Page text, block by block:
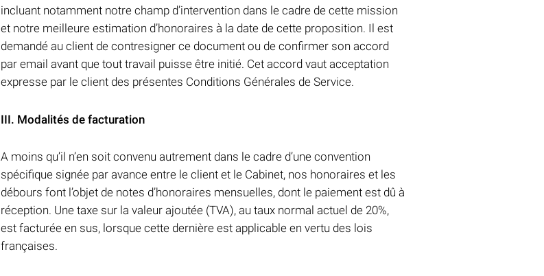
incluant notamment notre champ d’intervention dans le cadre de cette mission
et notre meilleure estimation d’honoraires à la date de cette proposition. Il est
demandé au client de contresigner ce document ou de confirmer son accord
par email avant que tout travail puisse être initié. Cet accord vaut acceptation
expresse par le client des présentes Conditions Générales de Service.
III. Modalités de facturation
A moins qu’il n’en soit convenu autrement dans le cadre d’une convention
spécifique signée par avance entre le client et le Cabinet, nos honoraires et les
débours font l’objet de notes d’honoraires mensuelles, dont le paiement est dû à
réception. Une taxe sur la valeur ajoutée (TVA), au taux normal actuel de 20%,
est facturée en sus, lorsque cette dernière est applicable en vertu des lois
françaises.